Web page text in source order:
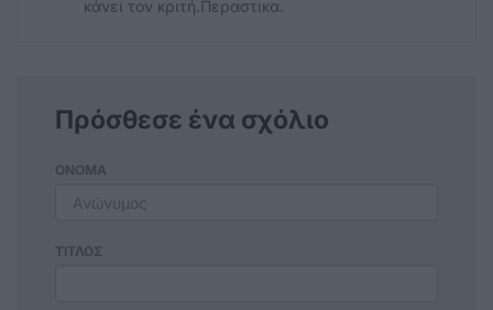
κάνει τον κριτή.Περαστικα.
Πρόσθεσε ένα σχόλιο
ΟΝΟΜΑ
ΤΙΤΛΟΣ